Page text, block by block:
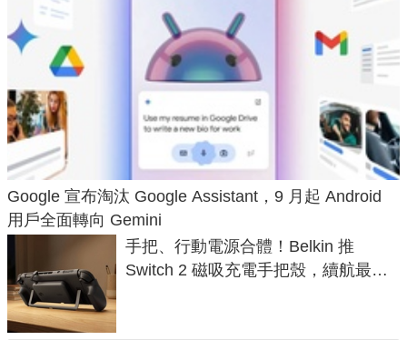
Google 宣布淘汰 Google Assistant，9 月起 Android
用戶全面轉向 Gemini
手把、行動電源合體！Belkin 推
Switch 2 磁吸充電手把殼，續航最高